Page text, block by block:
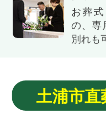
お葬
の、専
別れも
土浦市直